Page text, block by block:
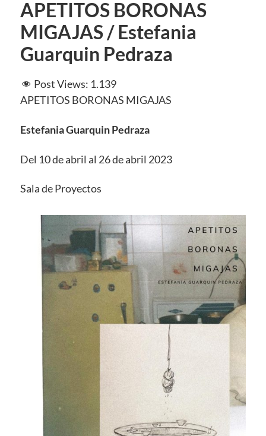
APETITOS BORONAS
MIGAJAS / Estefania
Guarquin Pedraza
Post Views: 1.139
APETITOS BORONAS MIGAJAS
Estefania Guarquin Pedraza
Del 10 de abril al 26 de abril 2023
Sala de Proyectos